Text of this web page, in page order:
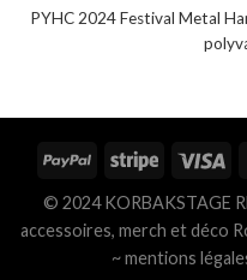
PYHC 2024 Festival Metal
© 2024 KORBAKSTAGE
accessoires, merch et déco
~mentions